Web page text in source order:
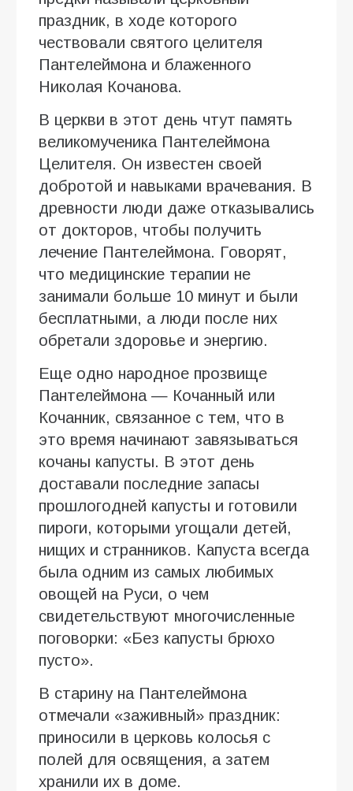
праздник, в ходе которого
чествовали святого целителя
Пантелеймона и блаженного
Николая Кочанова.
В церкви в этот день чтут память
великомученика Пантелеймона
Целителя. Он известен своей
добротой и навыками врачевания. В
древности люди даже отказывались
от докторов, чтобы получить
лечение Пантелеймона. Говорят,
что медицинские терапии не
занимали больше 10 минут и были
бесплатными, а люди после них
обретали здоровье и энергию.
Еще одно народное прозвище
Пантелеймона — Кочанный или
Кочанник, связанное с тем, что в
это время начинают завязываться
кочаны капусты. В этот день
доставали последние запасы
прошлогодней капусты и готовили
пироги, которыми угощали детей,
нищих и странников. Капуста всегда
была одним из самых любимых
овощей на Руси, о чем
свидетельствуют многочисленные
поговорки: «Без капусты брюхо
пусто».
В старину на Пантелеймона
отмечали «заживный» праздник:
приносили в церковь колосья с
полей для освящения, а затем
хранили их в доме.